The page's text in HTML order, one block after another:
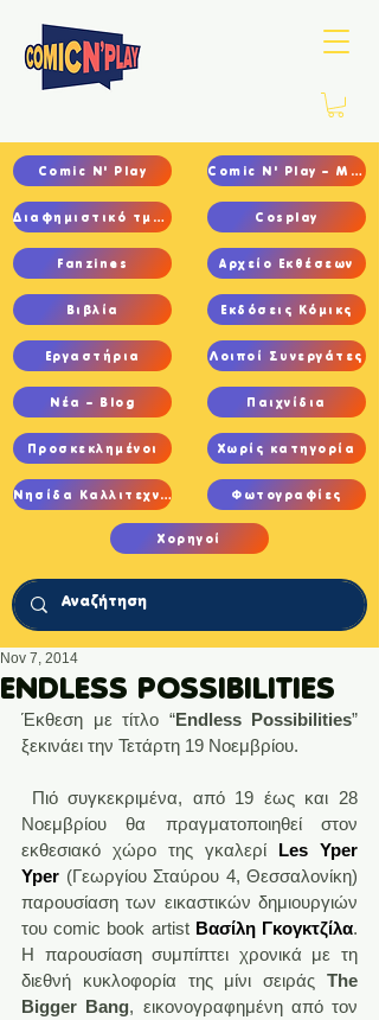
Comic N' Play
Διαφημιστικό τμήμα
Fanzines
Βιβλία
Εργαστήρια
Νέα – Blog
Προσκεκλημένοι
Νησίδα Καλλιτεχνών
Comic N' Play – Main
Cosplay
Αρχείο Εκθέσεων
Εκδόσεις Κόμικς
Λοιποί Συνεργάτες
Παιχνίδια
Χωρίς κατηγορία
Φωτογραφίες
Χορηγοί
ENDLESS POSSIBILITIES
Nov 7, 2014
Έκθεση με τίτλο “Endless Possibilities”
ξεκινάει την Τετάρτη 19 Νοεμβρίου.
Πιό συγκεκριμένα, από 19 έως και 28
Νοεμβρίου θα πραγματοποιηθεί στον
εκθεσιακό χώρο της γκαλερί Les Yper
Yper (Γεωργίου Σταύρου 4, Θεσσαλονίκη)
παρουσίαση των εικαστικών δημιουργιών
του comic book artist Βασίλη Γκογκτζίλα.
Η παρουσίαση συμπίπτει χρονικά με τη
διεθνή κυκλοφορία της μίνι σειράς The
Bigger Bang, εικονογραφημένη από τον